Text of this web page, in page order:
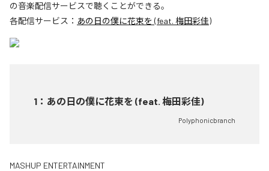
の音楽配信サービスで聴くことができる。
各配信サービス： あの日の僕に花束を (feat. 梅田彩佳)
1 ： あの日の僕に花束を (feat. 梅田彩佳)
Polyphonicbranch
MASHUP ENTERTAINMENT